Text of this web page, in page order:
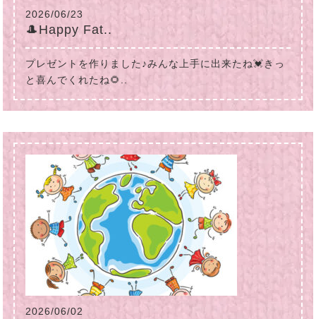
2026/06/23
🎩Happy Fat..
プレゼントを作りました♪みんな上手に出来たね💓きっ
と喜んでくれたね🌻..
2026/06/02